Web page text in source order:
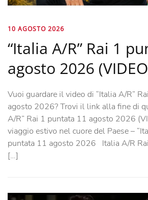
10 AGOSTO 2026
“Italia A/R” Rai 1
agosto 2026
Vuoi guardare il video di “Italia A/R”
agosto 2026? Trovi il link alla fine di
A/R” Rai 1 puntata 11 agosto 2026
viaggio estivo nel cuore del Paese –
puntata 11 agosto 2026 Italia A/R
[…]